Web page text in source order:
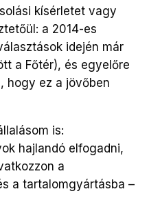
kísérletet vagy
a 2014-es
idején már
a Főtér), és egyelőre
hogy ez a jövőben
is:
hajlandó elfogadni,
a
a tartalomgyártásba –